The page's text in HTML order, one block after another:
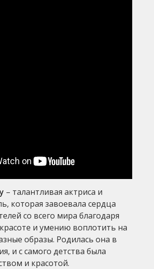
– талантливая актриса и
которая завоевала сердца
со всего мира благодаря
и умению воплотить на
образы. Родилась она в
и с самого детства была
и красотой.